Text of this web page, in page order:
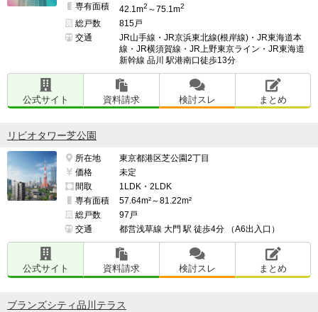
人が増えすぎているから。
━━━━━━━━━━━━━━━━━━━
プレミスト白金高輪
検討スレ：https://www.e-mansion.co.jp/bbs/th...
住民スレ：https://www.e-mansion.co.jp/bbs/th...
━━━━━━━━━━━━━━━━━━━
上記の中からマンションを選んだ理由
━━━━━━━━━━━━━━━━━━━
専有面積
42.1m2 ～75.1m2
総戸数
815戸
交通
JR山手線・JR京浜東北線(根岸線)・JR東海道本
線・JR横須賀線・JR上野東京ライン・JR東海道
新幹線 品川 駅港南口徒歩13分
公式サイト 資料請求 検討スレ まとめ
リビオタワー芝公園
所在地
東京都港区芝公園2丁目
価格
未定
間取
1LDK・2LDK
専有面積
57.64m²～81.22m²
総戸数
97戸
交通
都営浅草線 大門 駅 徒歩4分 （A6出入口）
公式サイト 資料請求 検討スレ まとめ
ブランズシティ品川テラス